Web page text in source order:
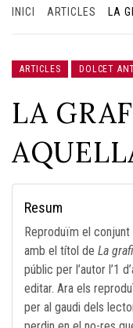
INICI ARTICLES LA
ARTICLES DOLCET
LA
Resum
Reproduïm el
amb el títol de La
públic per l’autor l’1
editar. Ara els
per al gaudi dels